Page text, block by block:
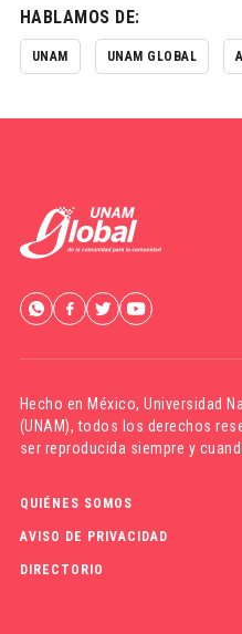
HABLAMOS DE:
UNAM UNAM GLOBAL
Hecho en México,Universidad
(UNAM), todos los derechos
ser reproducida siempre y
QUIÉNES SOMOS
AVISO DE PRIVACIDAD
DIRECTORIO